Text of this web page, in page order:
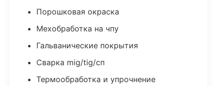
Порошковая окраска
Мехобработка на чпу
Гальванические покрытия
Сварка mig/tig/сп
Термообработка и упрочнение